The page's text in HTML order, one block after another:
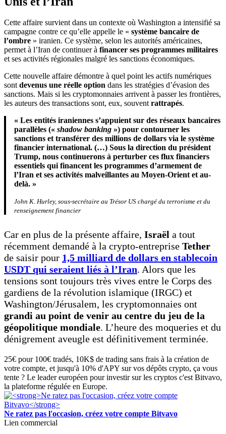
Cette affaire survient dans un contexte où Washington a intensifié sa
campagne contre ce qu’elle appelle le « système bancaire de
l’ombre » iranien. Ce système, selon les autorités américaines,
permet à l’Iran de continuer à financer ses programmes militaires
et ses activités régionales malgré les sanctions économiques.
Cette nouvelle affaire démontre à quel point les actifs numériques
sontdevenus une réelle option dans les stratégies d’évasion des
sanctions. Mais si les cryptomonnaies arrivent à passer les frontières,
les auteurs des transactions sont, eux, souventrattrapés.
« Les entités iraniennes s’appuient sur des réseaux bancaires
parallèles (« shadow banking ») pour contourner les
sanctions et transférer des millions de dollars via le système
financier international. (…) Sous la direction du président
Trump, nous continuerons à perturber ces flux financiers
essentiels qui financent les programmes d’armement de
l’Iran et ses activités malveillantes au Moyen-Orient et au-
delà. »
John K. Hurley, sous-secrétaire au Trésor US chargé du terrorisme et du
renseignement financier
Car en plus de la présente affaire, Israël a tout
récemment demandé à la crypto-entreprise Tether
de saisir pour 1,5 milliard de dollars en stablecoin
USDT qui seraient liés à l’Iran. Alors que les
tensions sont toujours très vives entre le Corps des
gardiens de la révolution islamique (IRGC) et
Washington/Jérusalem, les cryptomonnaies ont
grandi au point de venir au centre du jeu de la
géopolitique mondiale. L’heure des moqueries et du
dénigrement aveugle est définitivement terminée.
25€ pour 100€ tradés, 10K$ de trading sans frais à la création de
votre compte, et jusqu'à 10% d'APY sur vos dépôts crypto, ça vous
tente ? Le leader européen pour investir sur les cryptos c'est Bitvavo,
la plateforme régulée en Europe.
Ne ratez pas l'occasion, créez votre compte Bitvavo
Lien commercial